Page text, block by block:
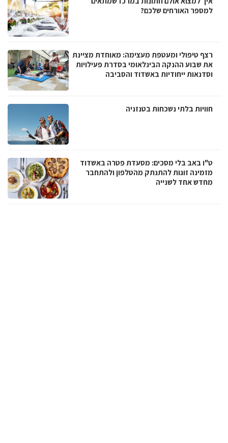
למספר האורחים שלכם?
רצף טיפולי ומעטפת מעצימה: מאוחדת מציינת
את שבוע ההנקה הבינלאומי בסדרת פעילויות
וסדנאות ייחודיות באשדוד והסביבה
חוויות בלתי נשכחות בטנזניה
ט"ו באב בלי מסכים: מסעדת פטרה באשדוד
מזמינה זוגות להתנתק מהטלפון ולהתחבר
מחדש אחד לשנייה